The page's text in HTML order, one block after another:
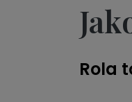
Rola